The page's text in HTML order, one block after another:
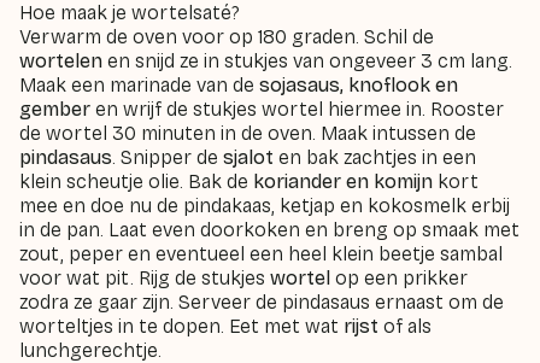
Hoe maak je wortelsaté?
Verwarm de oven voor op 180 graden. Schil de
wortelen en snijd ze in stukjes van ongeveer 3 cm lang.
Maak een marinade van de sojasaus, knoflook en
gember en wrijf de stukjes wortel hiermee in. Rooster
de wortel 30 minuten in de oven. Maak intussen de
pindasaus. Snipper de sjalot en bak zachtjes in een
klein scheutje olie. Bak de koriander en komijn kort
mee en doe nu de pindakaas, ketjap en kokosmelk erbij
in de pan. Laat even doorkoken en breng op smaak met
zout, peper en eventueel een heel klein beetje sambal
voor wat pit. Rijg de stukjes wortel op een prikker
zodra ze gaar zijn. Serveer de pindasaus ernaast om de
worteltjes in te dopen. Eet met wat rijst of als
lunchgerechtje.